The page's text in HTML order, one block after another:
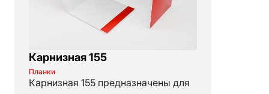
Карнизная 155
Планки
Карнизная 155 предназначены для